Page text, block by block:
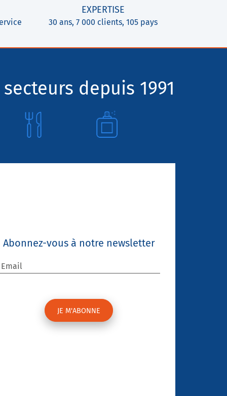
EXPERTISE
30 ans, 7 000 clients, 105 pays
depuis 1991
Abonnez-vous à notre newsletter
Email